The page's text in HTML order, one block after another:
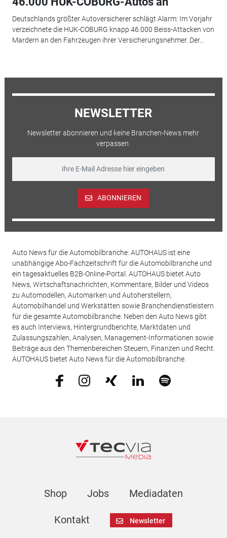
Deutschlands größter Autoversicherer schlägt Alarm: Im Vorjahr
verzeichnete die HUK-COBURG knapp 46.000 Beiss-Attacken von
Mardern an den Fahrzeugen ihrer Versicherungsnehmer. Der...
NEWSLETTER
Newsletter abonnieren und keine Branchen-News mehr
verpassen.
ABONNIEREN
Auto News für die Automobilbranche: AUTOHAUS ist eine
unabhängige Abo-Fachzeitschrift für die Automobilbranche und
ein tagesaktuelles B2B-Online-Portal. AUTOHAUS bietet Auto
News, Wirtschaftsnachrichten, Kommentare, Bilder und Videos
zu Automodellen, Automarken und Autoherstellern,
Automobilhandel und Werkstätten sowie Branchendienstleistern
für die gesamte Automobilbranche. Neben den Auto News gibt
es auch Interviews, Hintergrundberichte, Marktdaten und
Zulassungszahlen, Analysen, Management-Informationen sowie
Beiträge aus den Themenbereichen Steuern, Finanzen und Recht.
AUTOHAUS bietet Auto News für die Automobilbranche.
Shop Jobs Mediadaten
Kontakt Newsletter